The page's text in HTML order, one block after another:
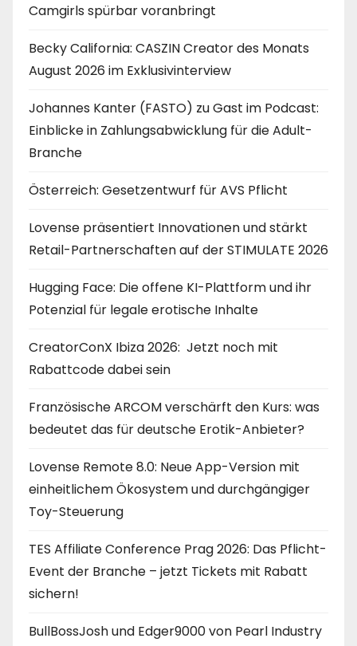
Camgirls spürbar voranbringt
Becky California: CASZIN Creator des Monats
August 2026 im Exklusivinterview
Johannes Kanter (FASTO) zu Gast im Podcast:
Einblicke in Zahlungsabwicklung für die Adult-
Branche
Österreich: Gesetzentwurf für AVS Pflicht
Lovense präsentiert Innovationen und stärkt
Retail-Partnerschaften auf der STIMULATE 2026
Hugging Face: Die offene KI-Plattform und ihr
Potenzial für legale erotische Inhalte
CreatorConX Ibiza 2026: Jetzt noch mit
Rabattcode dabei sein
Französische ARCOM verschärft den Kurs: was
bedeutet das für deutsche Erotik-Anbieter?
Lovense Remote 8.0: Neue App-Version mit
einheitlichem Ökosystem und durchgängiger
Toy-Steuerung
TES Affiliate Conference Prag 2026: Das Pflicht-
Event der Branche – jetzt Tickets mit Rabatt
sichern!
BullBossJosh und Edger9000 von Pearl Industry